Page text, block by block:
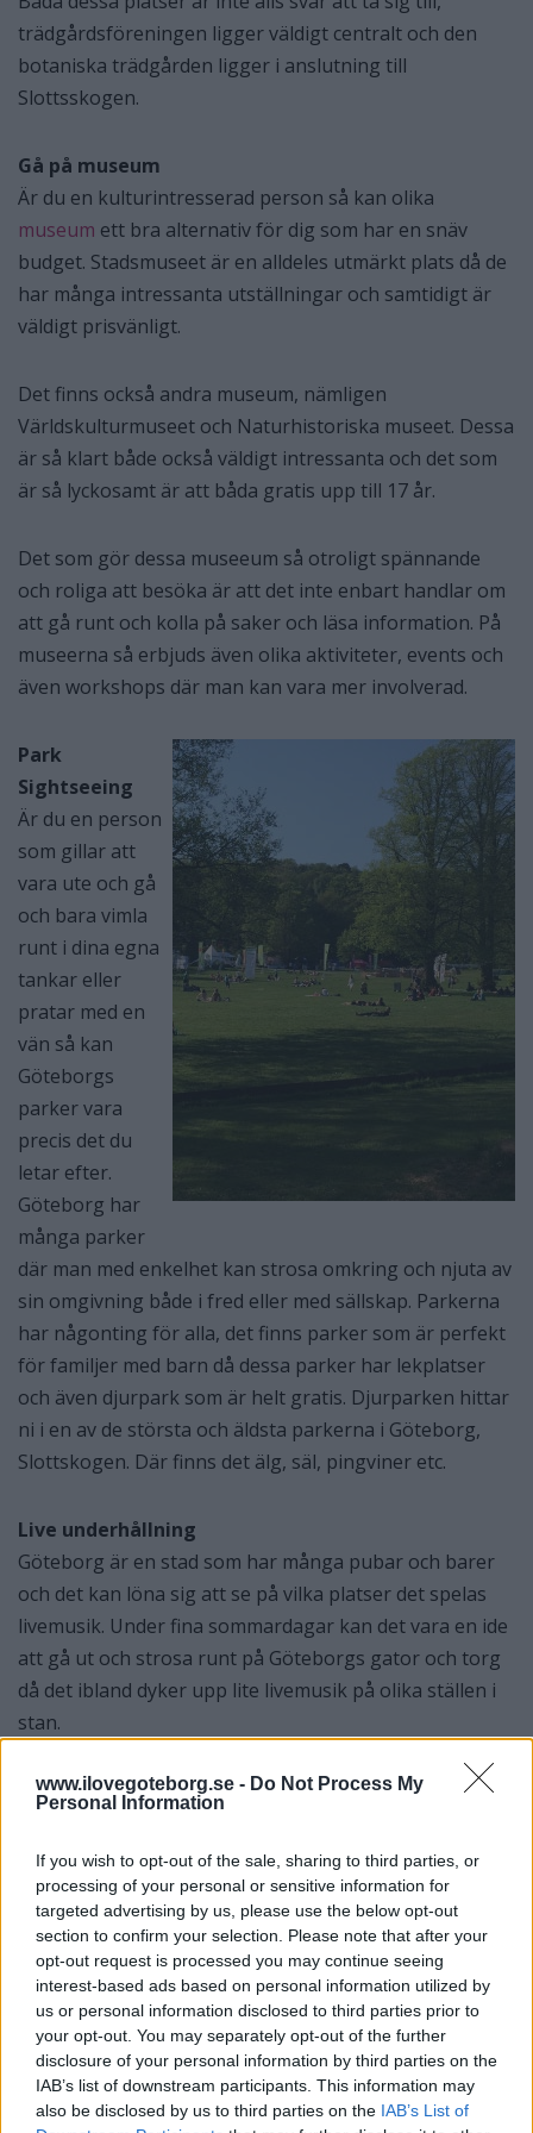
www.ilovegoteborg.se - Do Not Process My
Personal Information
If you wish to opt-out of the sale, sharing to third parties, or
processing of your personal or sensitive information for
targeted advertising by us, please use the below opt-out
section to confirm your selection. Please note that after your
opt-out request is processed you may continue seeing
interest-based ads based on personal information utilized by
us or personal information disclosed to third parties prior to
your opt-out. You may separately opt-out of the further
disclosure of your personal information by third parties on the
IAB’s list of downstream participants. This information may
also be disclosed by us to third parties on the IAB’s List of
trädgårdsföreningen ligger väldigt centralt och den
botaniska trädgården ligger i anslutning till
Slottsskogen.
Gå på museum
Är du en kulturintresserad person så kan olika
museum ett bra alternativ för dig som har en snäv
budget. Stadsmuseet är en alldeles utmärkt plats då de
har många intressanta utställningar och samtidigt är
väldigt prisvänligt.
Det finns också andra museum, nämligen
Världskulturmuseet och Naturhistoriska museet. Dessa
är så klart både också väldigt intressanta och det som
är så lyckosamt är att båda gratis upp till 17 år.
Det som gör dessa museeum så otroligt spännande
och roliga att besöka är att det inte enbart handlar om
att gå runt och kolla på saker och läsa information. På
museerna så erbjuds även olika aktiviteter, events och
även workshops där man kan vara mer involverad.
Park
Sightseeing
Är du en person
som gillar att
vara ute och gå
och bara vimla
runt i dina egna
tankar eller
pratar med en
vän så kan
Göteborgs
parker vara
precis det du
letar efter.
Göteborg har
många parker
där man med enkelhet kan strosa omkring och njuta av
sin omgivning både i fred eller med sällskap. Parkerna
har någonting för alla, det finns parker som är perfekt
för familjer med barn då dessa parker har lekplatser
och även djurpark som är helt gratis. Djurparken hittar
ni i en av de största och äldsta parkerna i Göteborg,
Slottskogen. Där finns det älg, säl, pingviner etc.
Live underhållning
Göteborg är en stad som har många pubar och barer
och det kan löna sig att se på vilka platser det spelas
livemusik. Under fina sommardagar kan det vara en ide
att gå ut och strosa runt på Göteborgs gator och torg
då det ibland dyker upp lite livemusik på olika ställen i
stan.
Street Food/Food Trucks
de många food trucks som är placerade lite runt
omkring i Göteborg. Det finns något för alla, sushi,
indiskt, hamburgare, mexikansk och flera andra. Dock
flyttar sig många runt staden men en av de som står
still är Jinx Trucks som står på Magasingatan.